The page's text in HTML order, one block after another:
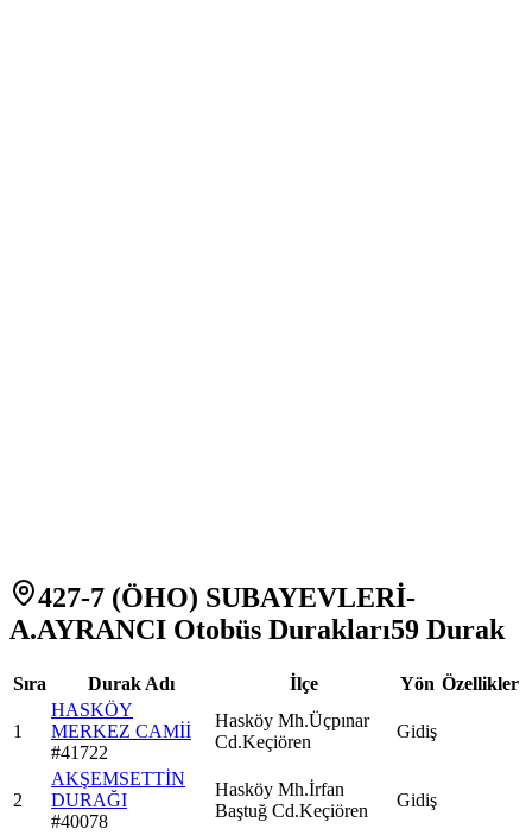
427-7 (ÖHO) SUBAYEVLERİ-
A.AYRANCI Otobüs Durakları59 Durak
Sıra Durak Adı İlçe Yön Özellikler
1
HASKÖY
MERKEZ CAMİİ
#41722
Hasköy Mh.Üçpınar
Cd.Keçiören
Gidiş
2
AKŞEMSETTİN
DURAĞI
#40078
Hasköy Mh.İrfan
Baştuğ Cd.Keçiören
Gidiş